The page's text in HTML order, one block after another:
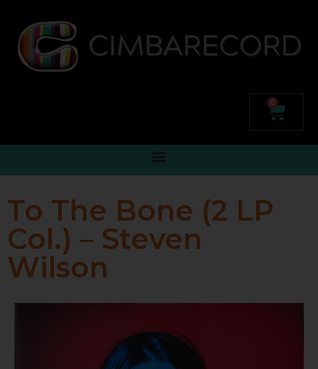
0
To The Bone (2 LP
Col.) – Steven
Wilson